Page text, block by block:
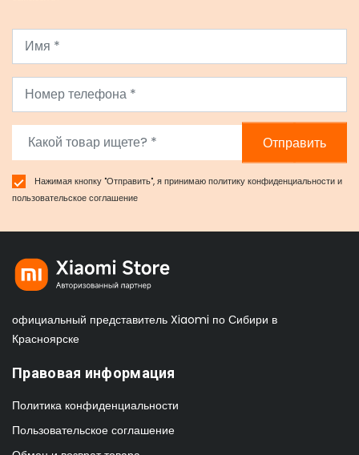
Отправить
Нажимая кнопку "Отправить", я принимаюполитику конфиденциальностии
пользовательское соглашение
официальный представитель Xiaomi по Сибири в
Красноярске
Правовая информация
Политика конфиденциальности
Пользовательское соглашение